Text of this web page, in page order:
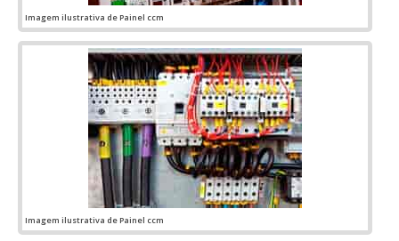
Imagem ilustrativa de Painel ccm
Imagem ilustrativa de Painel ccm